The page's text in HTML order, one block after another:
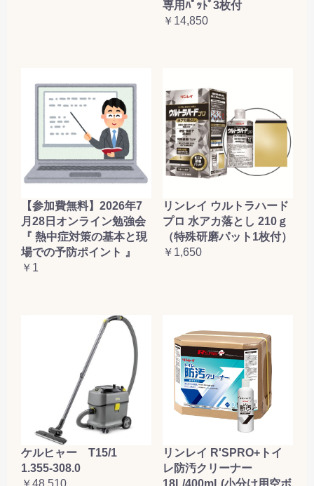
専用ﾊﾟｯﾄﾞ3枚付
￥14,850
【参加費無料】2026年7
月28日オンライン勉強会
『 熱中症対策の基本と現
場での予防ポイント 』
￥1
リンレイ ウルトラハード
プロ 水アカ落とし 210ｇ
（特殊研磨パット1枚付）
￥1,650
ケルヒャー T15/1
1.355-308.0
リンレイ R'SPRO+トイ
レ防汚クリーナー